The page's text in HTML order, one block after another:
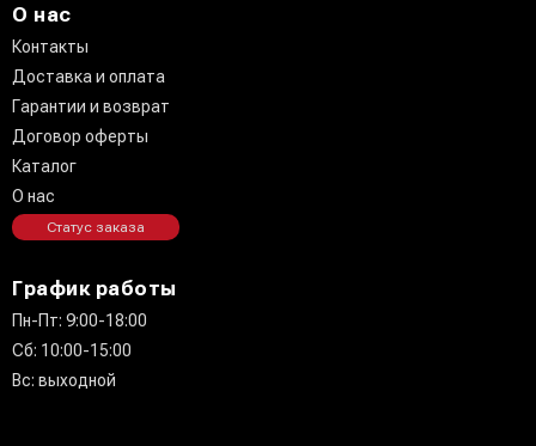
О нас
Контакты
Доставка и оплата
Гарантии и возврат
Договор оферты
Каталог
О нас
Статус заказа
График работы
Пн-Пт: 9:00-18:00
Сб: 10:00-15:00
Вс: выходной